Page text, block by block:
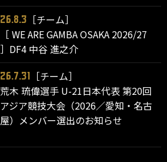
26.8.3
［チーム］
［ WE ARE GAMBA OSAKA 2026/27
］DF4 中谷 進之介
26.7.31
［チーム］
荒木 琉偉選手 U-21日本代表 第20回
アジア競技大会（2026／愛知・名古
屋）メンバー選出のお知らせ